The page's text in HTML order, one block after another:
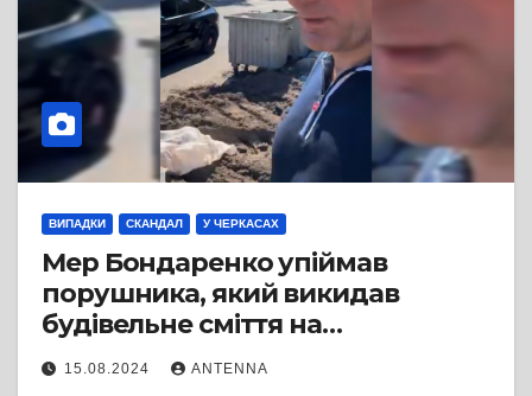
ВИПАДКИ СКАНДАЛ У ЧЕРКАСАХ
Мер Бондаренко упіймав
порушника, який викидав
будівельне сміття на
контейнерний майданчик
15.08.2024 ANTENNA